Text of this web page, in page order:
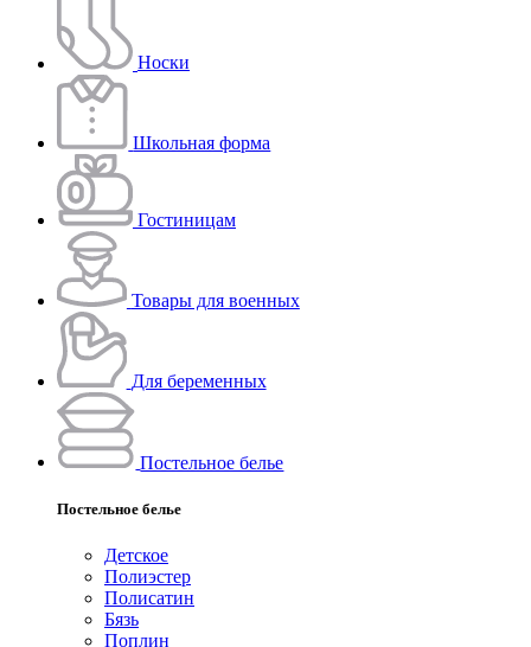
Носки
Школьная форма
Гостиницам
Товары для военных
Для беременных
Постельное белье
Постельное белье
Детское
Полиэстeр
Полисатин
Бязь
Поплин